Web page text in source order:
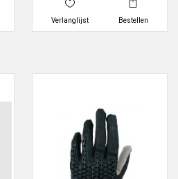
Verlanglijst Bestellen